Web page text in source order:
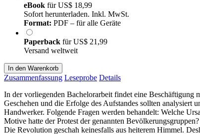
eBook fürUS$ 18,99
Sofort herunterladen. Inkl. MwSt.
Format: PDF – für alle Geräte
Paperback fürUS$ 21,99
Versand weltweit
In den Warenkorb
Zusammenfassung Leseprobe Details
In der vorliegenden Bachelorarbeit findet eine Beschäftigung
Geschehen und die Erfolge des Aufstandes sollten analysiert
Handwerker. Folgende Fragen werden behandelt: Welche
Motive hatte der Protest der genannten
Die Revolution geschah keinesfalls aus heiterem Himmel.